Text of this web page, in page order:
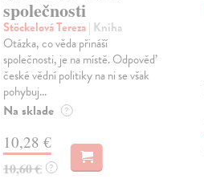
společnosti
Stöckelová Tereza| Kniha
Otázka, co věda přináší
společnosti, je na místě. Odpověď
české vědní politiky na ni se však
pohybuj...
Na sklade ?
10,28 €
10,60 € ?